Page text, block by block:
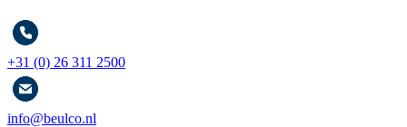
+31 (0) 26 311 2500
info@beulco.nl